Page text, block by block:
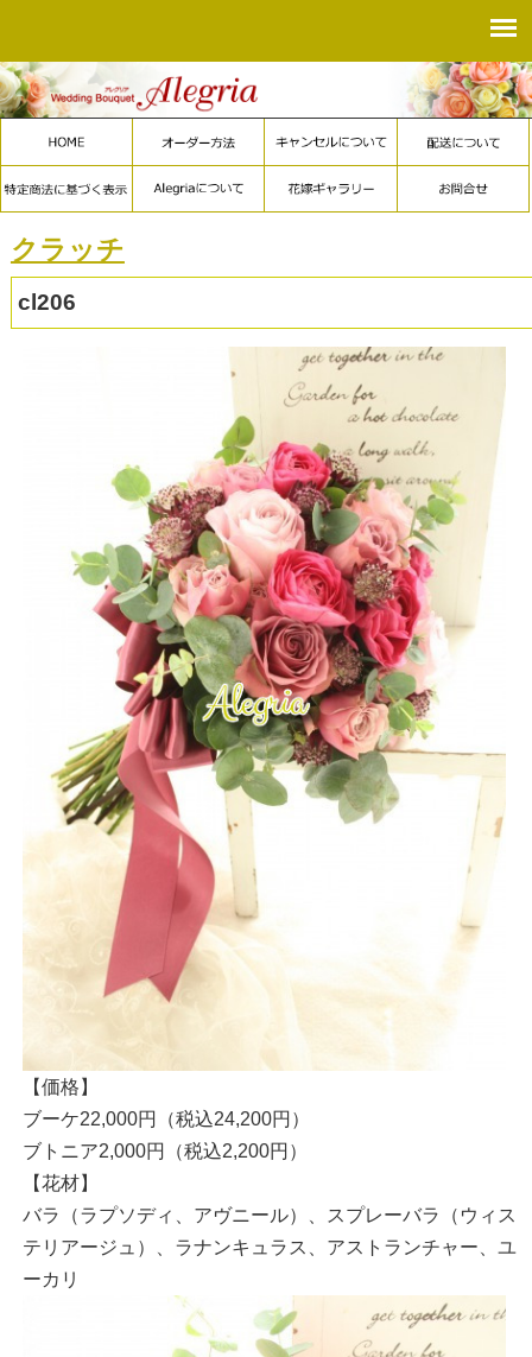
クラッチ
cl206
【価格】
ブーケ22,000円（税込24,200円）
ブトニア2,000円（税込2,200円）
【花材】
バラ（ラプソディ、アヴニール）、スプレーバラ（ウィス
テリアージュ）、ラナンキュラス、アストランチャー、ユ
ーカリ